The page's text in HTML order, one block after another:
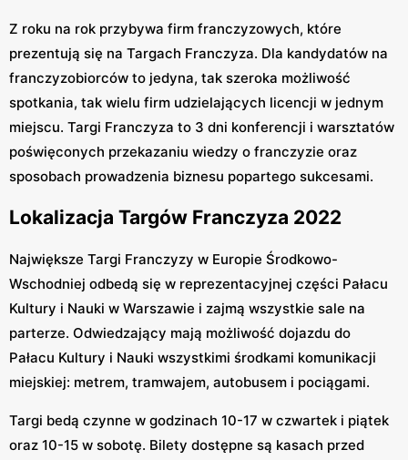
Z roku na rok przybywa firm franczyzowych, które
prezentują się na Targach Franczyza. Dla kandydatów na
franczyzobiorców to jedyna, tak szeroka możliwość
spotkania, tak wielu firm udzielających licencji w jednym
miejscu. Targi Franczyza to 3 dni konferencji i warsztatów
poświęconych przekazaniu wiedzy o franczyzie oraz
sposobach prowadzenia biznesu popartego sukcesami.
Lokalizacja Targów Franczyza 2022
Największe Targi Franczyzy w Europie Środkowo-
Wschodniej odbedą się w reprezentacyjnej części Pałacu
Kultury i Nauki w Warszawie i zajmą wszystkie sale na
parterze. Odwiedzający mają możliwość dojazdu do
Pałacu Kultury i Nauki wszystkimi środkami komunikacji
miejskiej: metrem, tramwajem, autobusem i pociągami.
Targi bedą czynne w godzinach 10-17 w czwartek i piątek
oraz 10-15 w sobotę. Bilety dostępne są kasach przed